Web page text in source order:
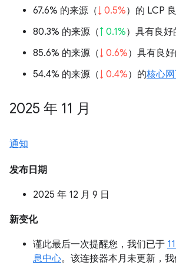
67.6% 的来源（↓ 0.5%）的 LCP
80.3% 的来源（↑ 0.1%）具有良好
85.6% 的来源（↓ 0.6%）具有良
54.4% 的来源（↓ 0.4%）的核心
2025 年 11 月
通知
发布日期
2025 年 12 月 9 日
新变化
谨此最后一次提醒您，我们已于
息中心。该连接器本月未更新，